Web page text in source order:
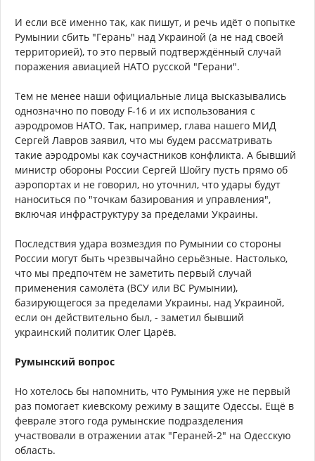
И если всё именно так, как пишут, и речь идёт о попытке
Румынии сбить "Герань" над Украиной (а не над своей
территорией), то это первый подтверждённый случай
поражения авиацией НАТО русской "Герани".
Тем не менее наши официальные лица высказывались
однозначно по поводу F-16 и их использования с
аэродромов НАТО. Так, например, глава нашего МИД
Сергей Лавров заявил, что мы будем рассматривать
такие аэродромы как соучастников конфликта. А бывший
министр обороны России Сергей Шойгу пусть прямо об
аэропортах и не говорил, но уточнил, что удары будут
наноситься по "точкам базирования и управления",
включая инфраструктуру за пределами Украины.
Последствия удара возмездия по Румынии со стороны
России могут быть чрезвычайно серьёзные. Настолько,
что мы предпочтём не заметить первый случай
применения самолёта (ВСУ или ВС Румынии),
базирующегося за пределами Украины, над Украиной,
если он действительно был, - заметил бывший
украинский политик Олег Царёв.
Румынский вопрос
Но хотелось бы напомнить, что Румыния уже не первый
раз помогает киевскому режиму в защите Одессы. Ещё в
феврале этого года румынские подразделения
участвовали в отражении атак "Гераней-2" на Одесскую
область.